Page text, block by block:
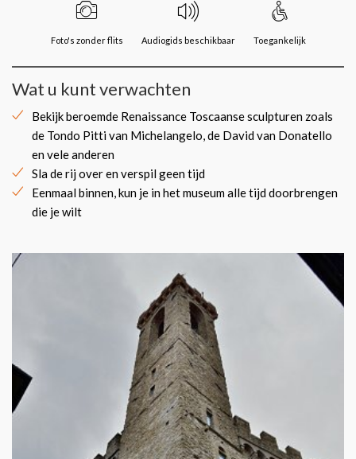
Foto's zonder flits Audiogids beschikbaar Toegankelijk
Wat u kunt verwachten
Bekijk beroemde Renaissance Toscaanse sculpturen zoals
de Tondo Pitti van Michelangelo, de David van Donatello
en vele anderen
Sla de rij over en verspil geen tijd
Eenmaal binnen, kun je in het museum alle tijd doorbrengen
die je wilt